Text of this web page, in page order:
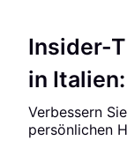
Insider-
in Italien:
Verbessern
persönlichen